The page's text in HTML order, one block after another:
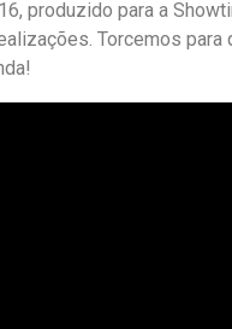
produzido para a
Torcemos